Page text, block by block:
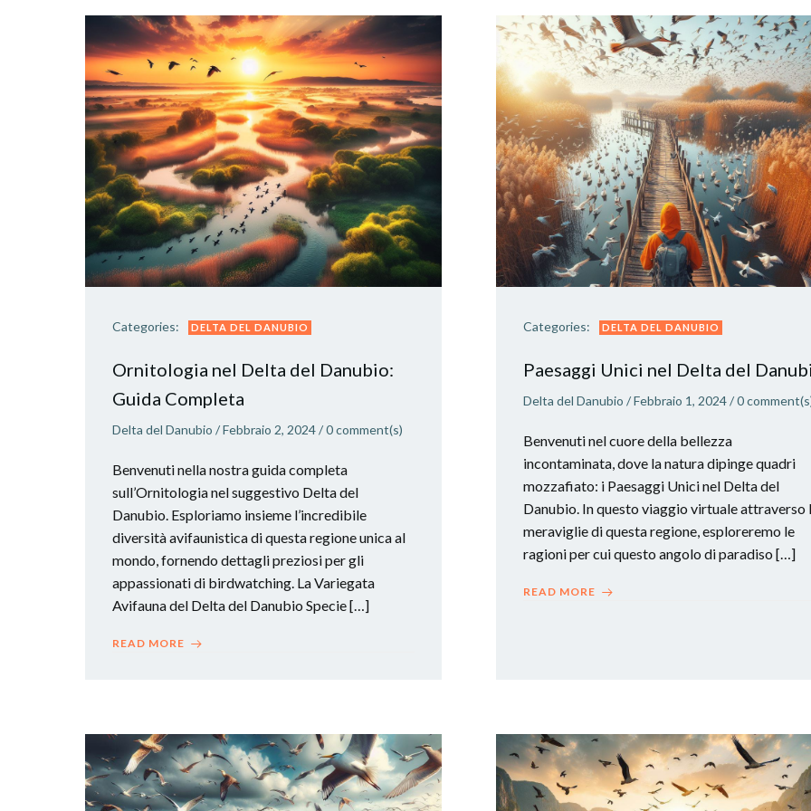
Categories: DELTA DEL DANUBIO
Ornitologia nel Delta del Danubio:
Guida Completa
Delta del Danubio /Febbraio 2, 2024/0comment(s)
Benvenuti nella nostra guida completa
sull’Ornitologia nel suggestivo Delta del
Danubio. Esploriamo insieme l’incredibile
diversità avifaunistica di questa regione unica al
mondo, fornendo dettagli preziosi per gli
appassionati di birdwatching. La Variegata
Avifauna del Delta del Danubio Specie […]
READ MORE
Categories: DELTA DEL DANUBIO
Paesaggi Unici nel Delta del
Delta del Danubio /Febbraio 1, 2024/0
Benvenuti nel cuore della bellezza
incontaminata, dove la natura dipinge quadri
mozzafiato: i Paesaggi Unici nel Delta del
Danubio. In questo viaggio virtuale attraverso
meraviglie di questa regione, esploreremo le
ragioni per cui questo angolo di paradiso […]
READ MORE